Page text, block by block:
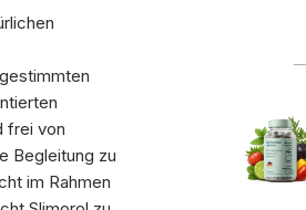
frei von
Begleitung zu
im Rahmen